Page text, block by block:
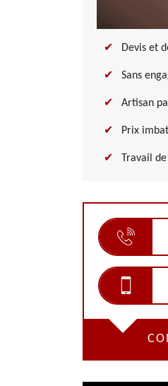
Devis et
Sans
Artisan
Prix
Travail